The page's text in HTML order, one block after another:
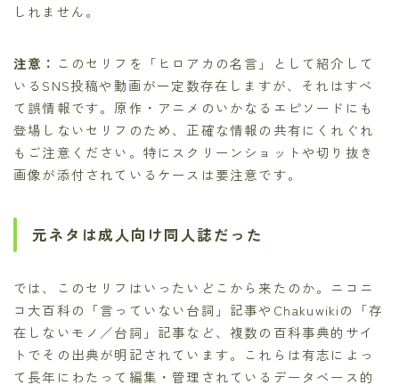
しれません。
注意： このセリフを「ヒロアカの名言」として紹介して
いるSNS投稿や動画が一定数存在しますが、それはすべ
て誤情報です。原作・アニメのいかなるエピソードにも
登場しないセリフのため、正確な情報の共有にくれぐれ
もご注意ください。特にスクリーンショットや切り抜き
画像が添付されているケースは要注意です。
元ネタは成人向け同人誌だった
では、このセリフはいったいどこから来たのか。ニコニ
コ大百科の「言っていない台詞」記事やChakuwikiの「存
在しないモノ／台詞」記事など、複数の百科事典的サイ
トでその出典が明記されています。これらは有志によっ
て長年にわたって編集・管理されているデータベース的